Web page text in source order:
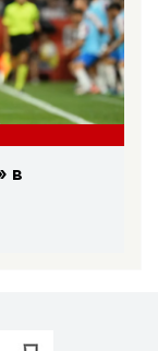
в